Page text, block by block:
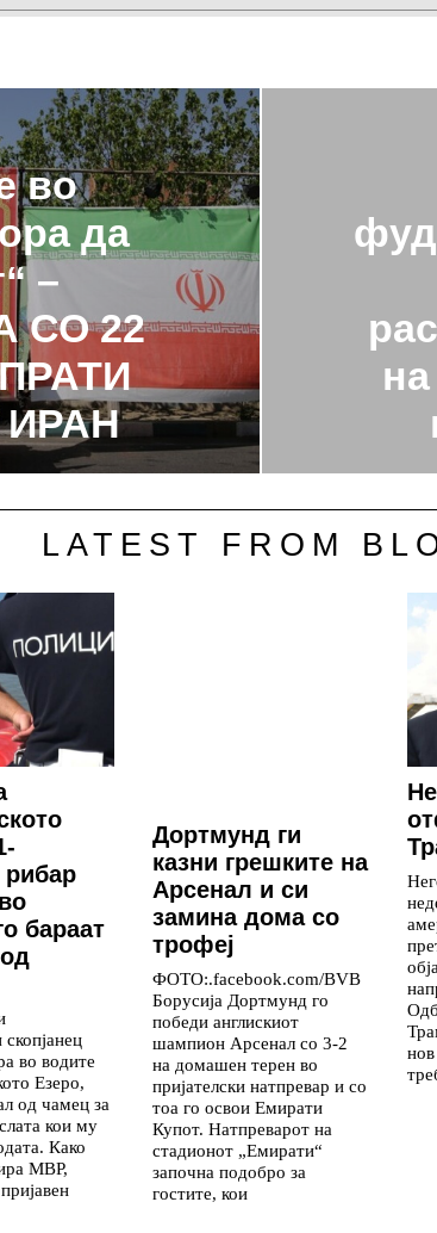
во
да
–
СО 22
LATEST FROM
бараат
во водите
Езеро,
од чамец за
кои му
Како
МВР,
Дортмунд ги
казни грешките на
Арсенал и си
замина дома со
трофеј
ФОТО:.facebook.com/BVB
Борусија Дортмунд го
победи англискиот
шампион Арсенал со 3-2
на домашен терен во
пријателски натпревар и со
тоа го освои Емирати
Купот. Натпреварот на
стадионот „Емирати“
започна подобро за
гостите, кои